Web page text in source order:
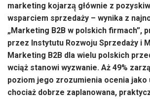
marketing kojarzą̨ głównie z
wsparciem sprzedaży – wynika z
„Marketing B2B w polskich firmach”,
przez Instytutu Rozwoju Sprzedaży i
Marketing B2B dla wielu polskich
wciąż stanowi wyzwanie. Aż 49%
poziom jego zrozumienia ocenia jako
chociaż dobrze zaplanowana,